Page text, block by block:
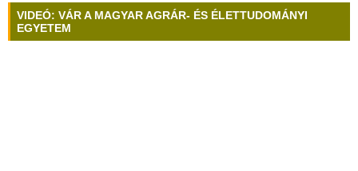
VIDEÓ: VÁR A MAGYAR AGRÁR- ÉS ÉLETTUDOMÁNYI
EGYETEM